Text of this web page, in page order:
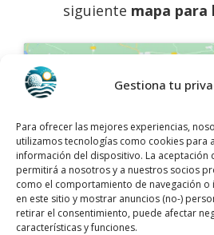
Gestiona tu
Para ofrecer las mejores experiencias,
utilizamos tecnologías como cookies para
información del dispositivo. La aceptación
permitirá a nosotros y a nuestros socios
como el comportamiento de navegación o
en este sitio y mostrar anuncios (no-)
retirar el consentimiento, puede afectar
características y funciones.
siguiente mapa para
Haz clic para aceptar
habilitar este